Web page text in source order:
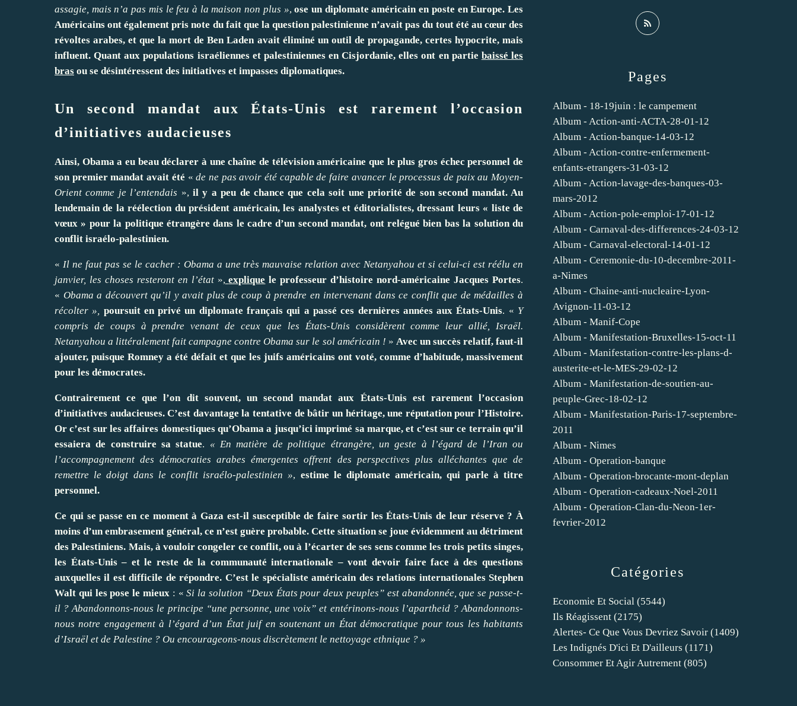
assagie, mais n’a pas mis le feu à la maison non plus »,ose un diplomate américain en poste en Europe. Les
Américains ont également pris note du fait que la question palestinienne n’avait pas du tout été au cœur des
révoltes arabes, et que la mort de Ben Laden avait éliminé un outil de propagande, certes hypocrite, mais
influent. Quant aux populations israéliennes et palestiniennes en Cisjordanie, elles ont en partie baissé les
bras ou se désintéressent des initiatives et impasses diplomatiques.
Un second mandat aux États-Unis est rarement l’occasion
d’initiatives audacieuses
Ainsi, Obama a eu beaudéclarer à une chaîne de télévision américaine que le plus gros échec personnel de
son premier mandat avait été « de ne pas avoir été capable de faire avancer le processus de paix au Moyen-
Orient comme je l’entendais »,il y a peu de chance que cela soit une priorité de son second mandat. Au
lendemain de la réélection du président américain, les analystes et éditorialistes, dressant leurs « liste de
vœux » pour la politique étrangère dans le cadre d’un second mandat, ont relégué bien bas la solution du
conflit israélo-palestinien.
« Il ne faut pas se le cacher : Obama a une très mauvaise relation avec Netanyahou et si celui-ci est réélu en
janvier, les choses resteront en l’état », explique le professeur d’histoire nord-américaine Jacques Portes.
« Obama a découvert qu’il y avait plus de coup à prendre en intervenant dans ce conflit que de médailles à
récolter »,
poursuit en privé un diplomate français qui a passé ces dernières années aux États-Unis. « Y
compris de coups à prendre venant de ceux que les États-Unis considèrent comme leur allié, Israël.
Netanyahou a littéralement fait campagne contre Obama sur le sol américain ! » Avec un succès relatif, faut-il
ajouter, puisque Romney a été défait et que les juifs américains ont voté, comme d’habitude, massivement
pour les démocrates.
Contrairement ce que l’on dit souvent, un second mandat aux États-Unis est rarement l’occasion
d’initiatives audacieuses. C’est davantage la tentative de bâtir un héritage, une réputation pour l’Histoire.
Or c’est sur les affaires domestiques qu’Obama a jusqu’ici imprimé sa marque, et c’est sur ce terrain qu’il
essaiera de construire sa statue. « En matière de politique étrangère, un geste à l’égard de l’Iran ou
l’accompagnement des démocraties arabes émergentes offrent des perspectives plus alléchantes que de
remettre le doigt dans le conflit israélo-palestinien », estime le diplomate américain, qui parle à titre
personnel.
Ce qui se passe en ce moment à Gaza est-il susceptible de faire sortir les États-Unis de leur réserve ? À
moins d’un embrasement général, ce n’est guère probable. Cette situation se joue évidemment au détriment
des Palestiniens. Mais, à vouloir congeler ce conflit, ou à l’écarter de ses sens comme les trois petits singes,
les États-Unis – et le reste de la communauté internationale – vont devoir faire face à des questions
auxquelles il est difficile de répondre. C’est le spécialiste américain des relations internationales Stephen
Walt qui lespose le mieux : «Si la solution “Deux États pour deux peuples” est abandonnée, que se passe-t-
il ? Abandonnons-nous le principe “une personne, une voix” et entérinons-nous l’apartheid ? Abandonnons-
nous notre engagement à l’égard d’un État juif en soutenant un État démocratique pour tous les habitants
d’Israël et de Palestine ? Ou encourageons-nous discrètement le nettoyage ethnique ? »
Catégories
Economie Et Social (5544)
Ils Réagissent (2175)
Alertes- Ce Que Vous Devriez Savoir (1409)
Les Indignés D'ici Et D'ailleurs (1171)
Consommer Et Agir Autrement (805)
Pages
Album - 18-19juin : le campement
Album - Action-anti-ACTA-28-01-12
Album - Action-banque-14-03-12
Album - Action-contre-enfermement-
enfants-etrangers-31-03-12
Album - Action-lavage-des-banques-03-
mars-2012
Album - Action-pole-emploi-17-01-12
Album - Carnaval-des-differences-24-03-12
Album - Carnaval-electoral-14-01-12
Album - Ceremonie-du-10-decembre-2011-
a-Nimes
Album - Chaine-anti-nucleaire-Lyon-
Avignon-11-03-12
Album - Manif-Cope
Album - Manifestation-Bruxelles-15-oct-11
Album - Manifestation-contre-les-plans-d-
austerite-et-le-MES-29-02-12
Album - Manifestation-de-soutien-au-
peuple-Grec-18-02-12
Album - Manifestation-Paris-17-septembre-
2011
Album - Nimes
Album - Operation-banque
Album - Operation-brocante-mont-deplan
Album - Operation-cadeaux-Noel-2011
Album - Operation-Clan-du-Neon-1er-
fevrier-2012